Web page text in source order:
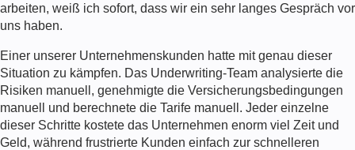
arbeiten, weiß ich sofort, dass wir ein sehr langes Gespräch vor
uns haben.
Einer unserer Unternehmenskunden hatte mit genau dieser
Situation zu kämpfen. Das Underwriting-Team analysierte die
Risiken manuell, genehmigte die Versicherungsbedingungen
manuell und berechnete die Tarife manuell. Jeder einzelne
dieser Schritte kostete das Unternehmen enorm viel Zeit und
Geld, während frustrierte Kunden einfach zur schnelleren